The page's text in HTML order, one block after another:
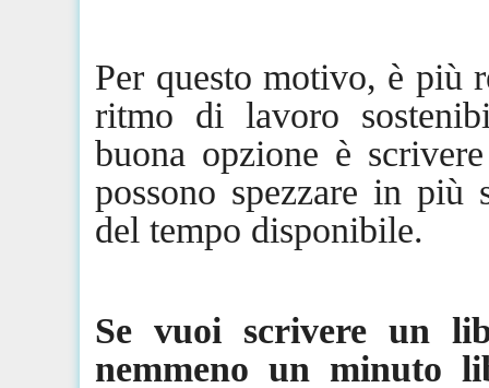
Per questo motivo, è più
ritmo di lavoro
buona opzione è
possono spezzare in più
del tempo disponibile.
Se vuoi scrivere un
nemmeno un minuto